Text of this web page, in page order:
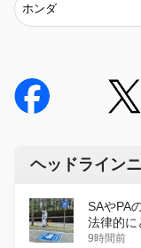
ヘッドライン
SAやPA
法律的に
9時間前